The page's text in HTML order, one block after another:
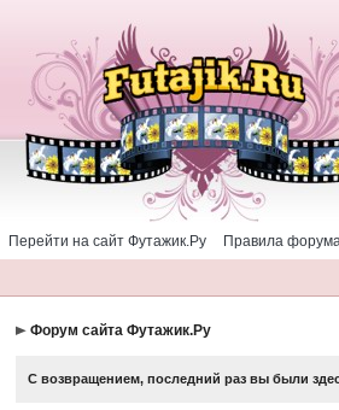
Перейти на сайт Футажик.Ру Правила
Форум сайта Футажик.Ру
С возвращением, последний раз вы были